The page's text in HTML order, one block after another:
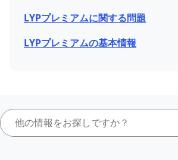
LYPプレミアムに関する問題
LYPプレミアムの基本情報